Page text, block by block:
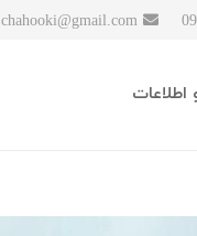
chahooki@gmail.com
اطلاعات